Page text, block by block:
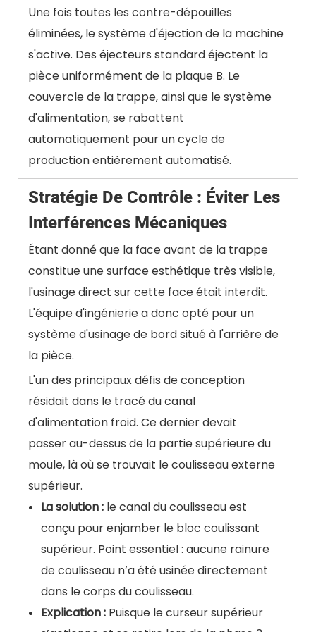
Une fois toutes les contre-dépouilles
éliminées, le système d'éjection de la machine
s'active. Des éjecteurs standard éjectent la
pièce uniformément de la plaque B. Le
couvercle de la trappe, ainsi que le système
d'alimentation, se rabattent
automatiquement pour un cycle de
production entièrement automatisé.
Stratégie De Contrôle : Éviter Les
Interférences Mécaniques
Étant donné que la face avant de la trappe
constitue une surface esthétique très visible,
l'usinage direct sur cette face était interdit.
L'équipe d'ingénierie a donc opté pour un
système d'usinage de bord situé à l'arrière de
la pièce.
L'un des principaux défis de conception
résidait dans le tracé du canal
d'alimentation froid. Ce dernier devait
passer au-dessus de la partie supérieure du
moule, là où se trouvait le coulisseau externe
supérieur.
La solution : le canal du coulisseau est
conçu pour enjamber le bloc coulissant
supérieur. Point essentiel : aucune rainure
de coulisseau n’a été usinée directement
dans le corps du coulisseau.
Explication : Puisque le curseur supérieur